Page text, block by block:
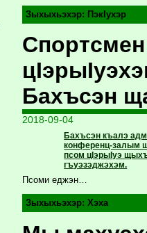
Зыхыхьэхэр: ПэкIухэр
Спортсмен
Бахъсэн
2018-09-04
Бахъсэн къалэ
конференц-залым
псом цIэрыIуэ
гъуэзэджэхэм.
Псоми еджэн…
Зыхыхьэхэр:Хэха